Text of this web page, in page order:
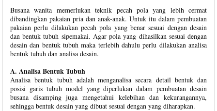
Busana wanita memerlukan teknik pecah pola yang lebih cermat
dibandingkan pakaian pria dan anak-anak. Untuk itu dalam pembuatan
pakaian perlu dilakukan pecah pola yang benar sesuai dengan desain
dan bentuk tubuh sipemakai. Agar pola yang dihasilkan sesuai dengan
desain dan bentuk tubuh maka terlebih dahulu perlu dilakukan analisa
bentuk tubuh dan analisa desain.
A. Analisa Bentuk Tubuh
Analisa bentuk tubuh adalah menganalisa secara detail bentuk dan
posisi garis tubuh model yang diperlukan dalam pembuatan desain
busana disamping juga mengetahui kelebihan dan kekurangannya,
sehingga bentuk desain yang dibuat sesuai dengan yang diharapkan.